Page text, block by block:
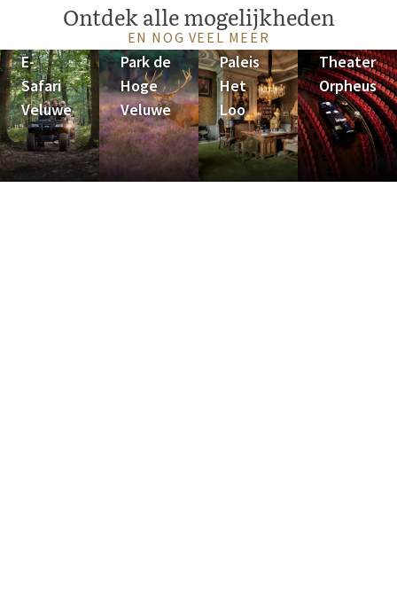
Ontdek alle mogelijkheden
EN NOG VEEL MEER
E-
Safari
Veluwe
Park de
Hoge
Veluwe
Paleis
Het
Loo
Theater
Orpheus